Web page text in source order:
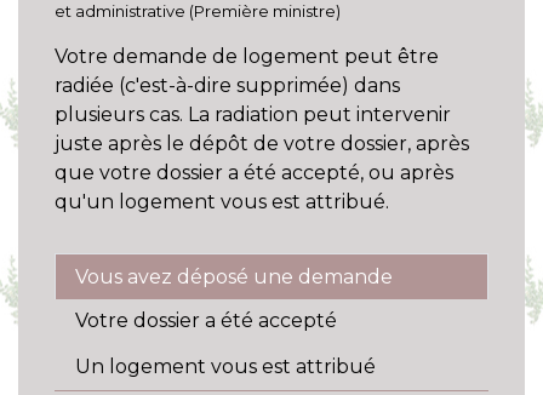
et administrative (Première ministre)
Votre demande de logement peut être
radiée (c'est-à-dire supprimée) dans
plusieurs cas. La radiation peut intervenir
juste après le dépôt de votre dossier, après
que votre dossier a été accepté, ou après
qu'un logement vous est attribué.
Vous avez déposé une demande
Votre dossier a été accepté
Un logement vous est attribué